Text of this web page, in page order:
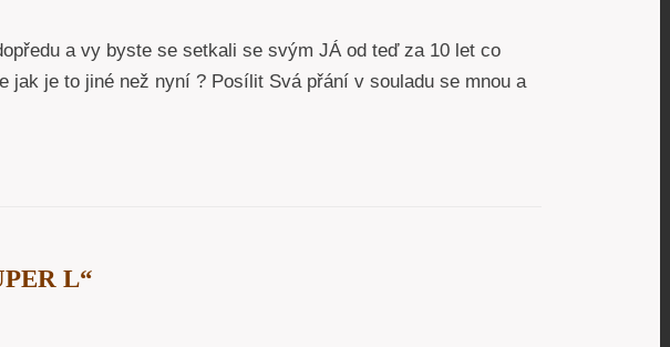
a vy byste se setkali se svým JÁ od teď za 10 let co
jak je to jiné než nyní ? Posílit Svá přání v souladu se mnou a
L“